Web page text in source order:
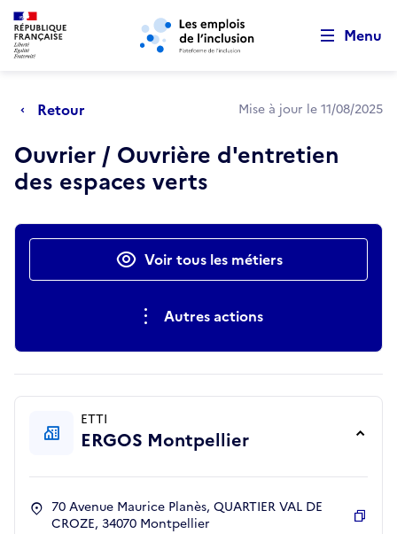
Aller au menu principal Aller au contenu principal
Menu
Retour Mise à jour le 11/08/2025
Ouvrier / Ouvrière d'entretien
des espaces verts
Actions rapidesVoir tous les métiers
Autres actions
ETTI
ERGOS Montpellier
70 Avenue Maurice Planès, QUARTIER VAL DE
CROZE, 34070 Montpellier
Retour au début de la page
Panneau de gestion des cookies